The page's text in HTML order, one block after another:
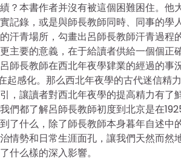
？本書作者并沒有被這個困難困住。他
記錄，或是與師長教師同時、同事的學
汗青場所，勾畫出呂師長教師汗青過程
主要的意義，在于給讀者供給一個個正
師長教師在西北年夜學肄業的經過的事
起感化。那么西北年夜學的古代迷信精
，讓讀者對西北年夜學的提高精力有了
們都了解呂師長教師初度到北京是在
什么，除了師長教師本身暮年自述中
情勢和日常生涯面孔，讓我們天然而然
什么樣的深入影響。